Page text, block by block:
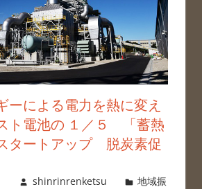
ーによる電力を熱に変え
電池の １／５ 「蓄熱
ートアップ 脱炭素促
shinrinrenketsu
地域振